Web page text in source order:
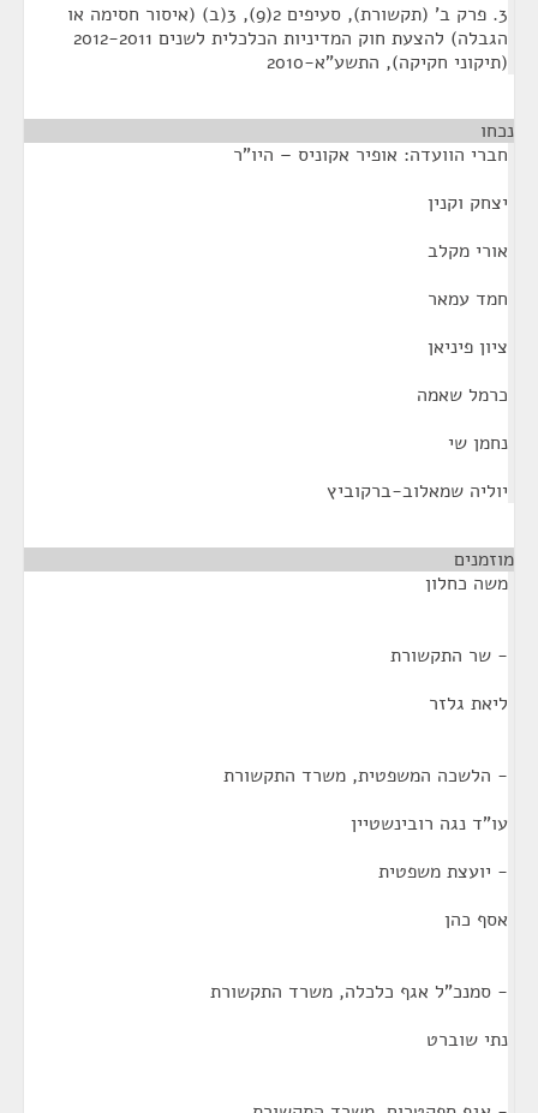
3. פרק ב' (תקשורת), סעיפים 2(9), 3(ב) (איסור חסימה או
הגבלה) להצעת חוק המדיניות הכלכלית לשנים 2012-2011
(תיקוני חקיקה), התשע"א-2010
נכחו
חברי הוועדה: אופיר אקוניס – היו"ר
יצחק וקנין
אורי מקלב
חמד עמאר
ציון פיניאן
כרמל שאמה
נחמן שי
יוליה שמאלוב-ברקוביץ
מוזמנים
משה כחלון
- שר התקשורת
ליאת גלזר
- הלשכה המשפטית, משרד התקשורת
עו"ד נגה רובינשטיין
- יועצת משפטית
אסף כהן
- סמנכ"ל אגף כלכלה, משרד התקשורת
נתי שוברט